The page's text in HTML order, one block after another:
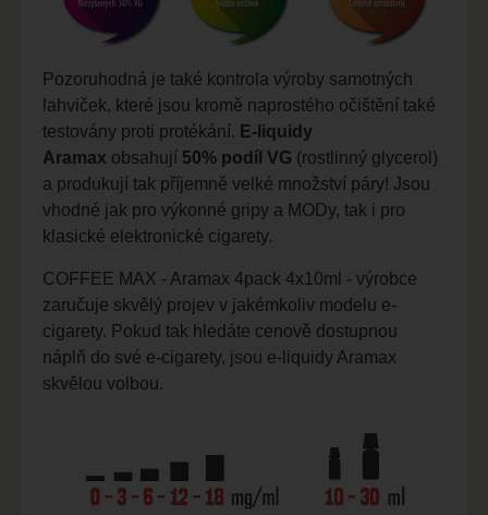
Pozoruhodná je také kontrola výroby samotných
lahviček, které jsou kromě naprostého očištění také
testovány proti protékání. E-liquidy
Aramax obsahují 50% podíl VG (rostlinný glycerol)
a produkují tak příjemně velké množství páry! Jsou
vhodné jak pro výkonné gripy a MODy, tak i pro
klasické elektronické cigarety.
COFFEE MAX - Aramax 4pack 4x10ml - výrobce
zaručuje skvělý projev v jakémkoliv modelu e-
cigarety. Pokud tak hledáte cenově dostupnou
náplň do své e-cigarety, jsou e-liquidy Aramax
skvělou volbou.